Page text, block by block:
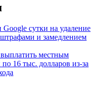
сутки на удаление
и замедлением
местным
16 тыс. долларов из-за